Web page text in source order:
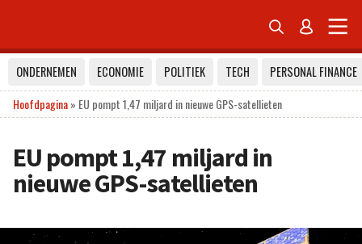
 
ONDERNEMEN ECONOMIE POLITIEK TECH
PERSONAL FINANCE
Hoofdpagina» EU pompt 1,47 miljard in nieuwe GPS-satellieten
EU pompt 1,47 miljard in
nieuwe GPS-satellieten